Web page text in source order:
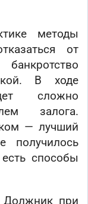
методы
от
В ходе
сложно
залога.
— лучший
получилось
способы
Должник при